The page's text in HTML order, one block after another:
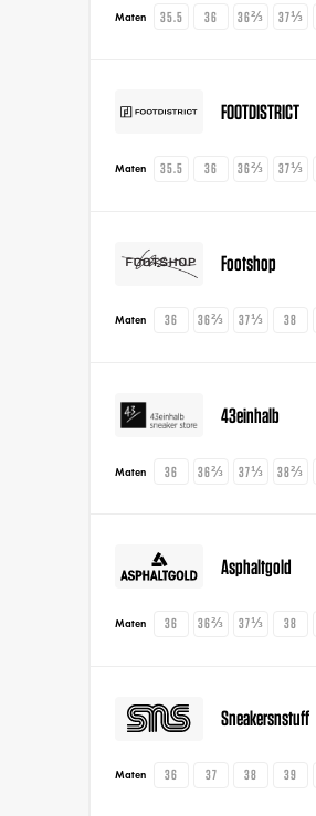
Maten 35.5 36 36⅔ 37⅓
FOOTDISTRICT
Maten 35.5 36 36⅔ 37⅓
Footshop
Maten 36 36⅔ 37⅓ 38
43einhalb
Maten 36 36⅔ 37⅓ 38⅔
Asphaltgold
Maten 36 36⅔ 37⅓ 38
Sneakersnstuff
Maten 36 37 38 39